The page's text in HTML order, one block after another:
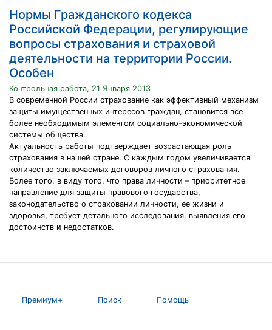
Нормы Гражданского кодекса
Российской Федерации, регулирующие
вопросы страхования и страховой
деятельности на территории России.
Особен
Контрольная работа, 21 Января 2013
В современной России страхование как эффективный механизм
защиты имущественных интересов граждан, становится все
более необходимым элементом социально-экономической
системы общества.
Актуальность работы подтверждает возрастающая роль
страхования в нашей стране. С каждым годом увеличивается
количество заключаемых договоров личного страхования.
Более того, в виду того, что права личности – приоритетное
направление для защиты правового государства,
законодательство о страховании личности, ее жизни и
здоровья, требует детального исследования, выявления его
достоинств и недостатков.
Премиум+ Поиск Помощь